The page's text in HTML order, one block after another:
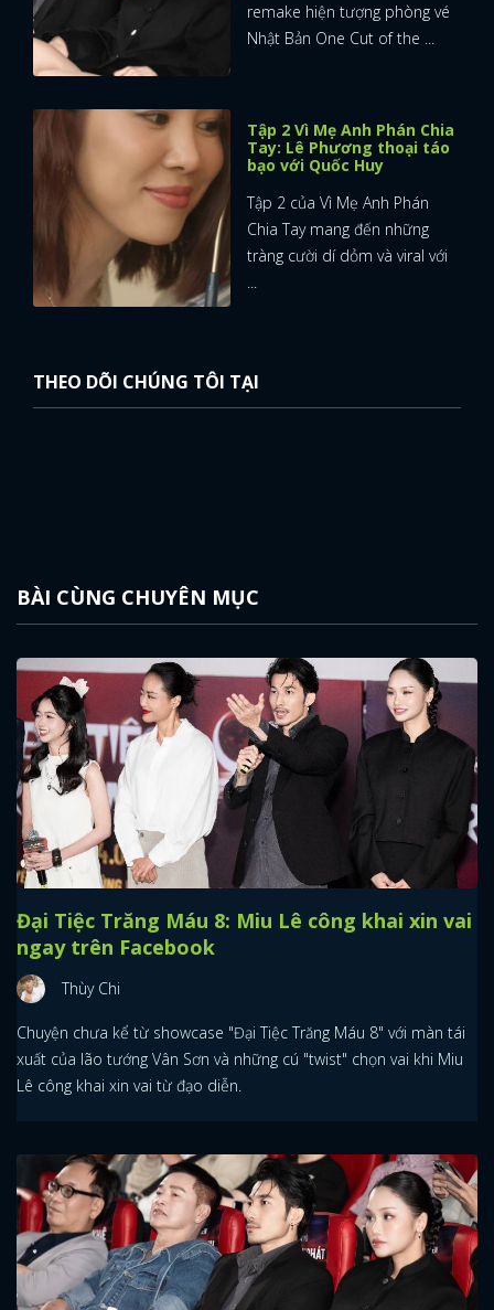
remake hiện tượng phòng vé
Nhật Bản One Cut of the ...
Tập 2 Vì Mẹ Anh Phán Chia
Tay: Lê Phương thoại táo
bạo với Quốc Huy
Tập 2 của Vì Mẹ Anh Phán
Chia Tay mang đến những
tràng cười dí dỏm và viral với
...
THEO DÕI CHÚNG TÔI TẠI
BÀI CÙNG CHUYÊN MỤC
Đại Tiệc Trăng Máu 8: Miu Lê công khai xin vai
ngay trên Facebook
Thùy Chi
Chuyện chưa kể từ showcase "Đại Tiệc Trăng Máu 8" với màn tái
xuất của lão tướng Vân Sơn và những cú "twist" chọn vai khi Miu
Lê công khai xin vai từ đạo diễn.